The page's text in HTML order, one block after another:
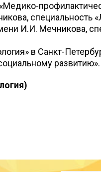
специальность
И.И. Мечникова,
в Санкт-
развитию».